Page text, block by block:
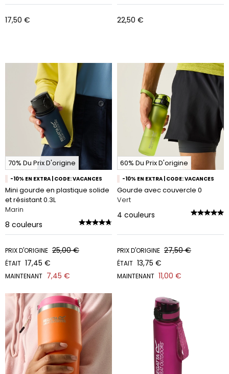
17,50 € 22,50 €
70% Du Prix D'origine
-10% EN EXTRA | CODE: VACANCES
Mini gourde en plastique solide
et résistant 0.3L
Marin
8 couleurs
PRIX D'ORIGINE 25,00 €
ÉTAIT 17,45 €
MAINTENANT 7,45 €
60% Du Prix D'origine
-10% EN EXTRA | CODE: VACANCES
Gourde avec couvercle 0
Vert
4 couleurs
PRIX D'ORIGINE 27,50 €
ÉTAIT 13,75 €
MAINTENANT 11,00 €